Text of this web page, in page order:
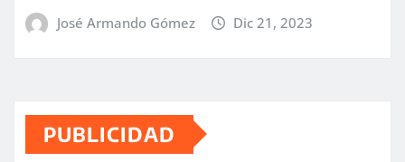
José Armando Gómez Dic 21, 2023
PUBLICIDAD